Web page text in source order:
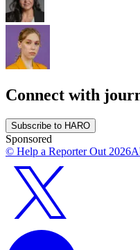
Connect with
Subscribe to HARO
Sponsored
© Help a Reporter Out 2026